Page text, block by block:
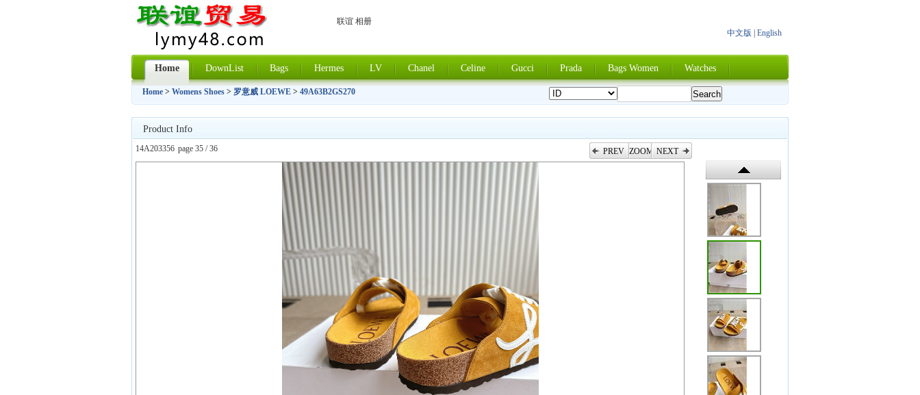
联谊 相册
中文版
English
Home DownList Bags Hermes LV Chanel Celine Gucci Prada Bags Women Watches
Home > Womens Shoes > 罗意威 LOEWE > 49A63B2GS270
Product Info
14A203356 page 35 / 36 PREV ZOOM NEXT